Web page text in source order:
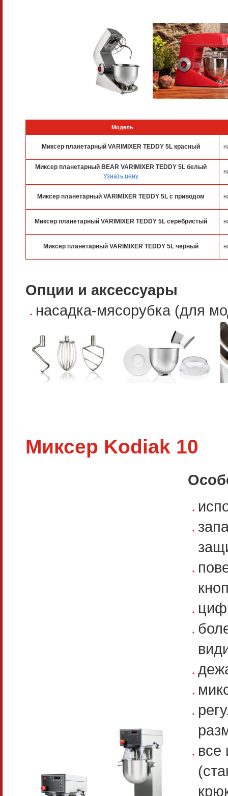
Модель
Миксер планетарный VARIMIXER TEDDY 5L красный
Миксер планетарный BEAR VARIMIXER TEDDY 5L белый
Узнать цену
Миксер планетарный VARIMIXER TEDDY 5L с приводом
Миксер планетарный VARIMIXER TEDDY 5L серебристый
Миксер планетарный VARIMIXER TEDDY 5L черный
Опции и аксессуары
насадка-мясорубка (для
Миксер Kodiak 10
все